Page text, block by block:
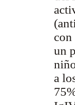
un
a